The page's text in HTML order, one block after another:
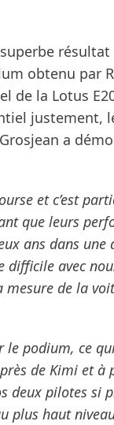
obtenu par
de la Lotus
justement,
a
et c’est
que leurs
ans dans
difficile avec
de la
le podium, ce
de Kimi et à
deux pilotes si
plus haut